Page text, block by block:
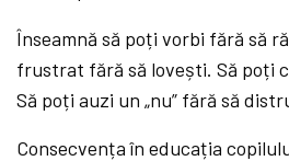
Înseamnă să poți vorbi fără să
frustrat fără să lovești. Să poți
Să poți auzi un „nu” fără să
Consecvența în educația